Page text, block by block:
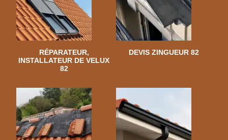
RÉPARATEUR,
INSTALLATEUR DE VELUX
82
DEVIS ZINGUEUR 82